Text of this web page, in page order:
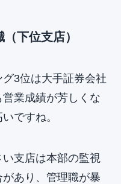
下位支店）
3位は大手証券会社
業成績が芳しくな
ですね。
支店は本部の監視
あり、管理職が暴